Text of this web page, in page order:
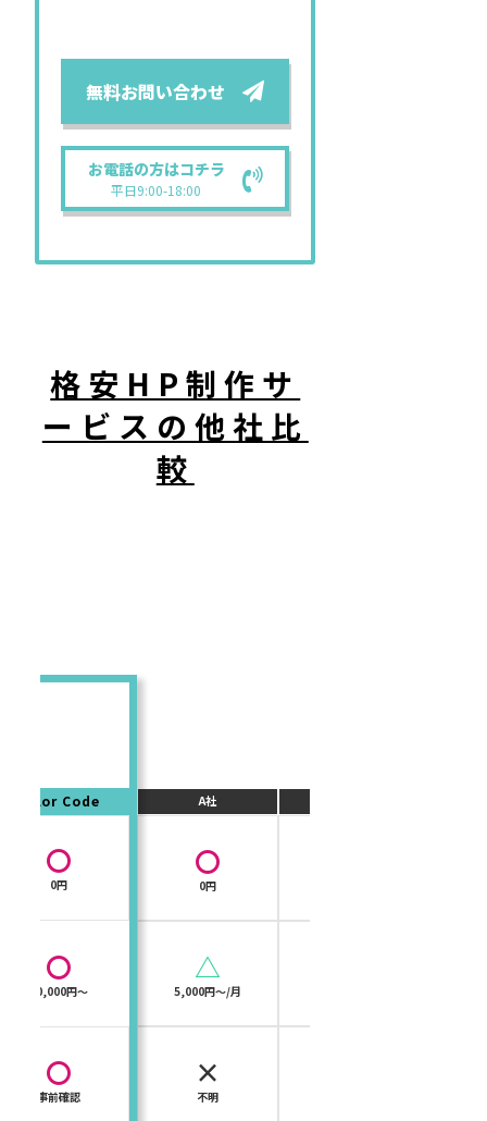
無料お問い合わせ
お電話の方はコチラ
平日9:00-18:00
格安HP制作サ
ービスの他社比
較
Color Code
〇
0円
〇
50,000円〜
〇
事前確認
A社
〇
0円
△
5,000円〜/月
×
不明